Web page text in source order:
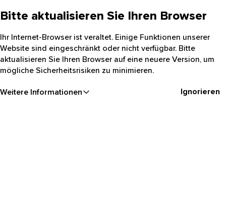
Bitte aktualisieren Sie Ihren Browser
Ihr Internet-Browser ist veraltet. Einige Funktionen unserer
Website sind eingeschränkt oder nicht verfügbar. Bitte
aktualisieren Sie Ihren Browser auf eine neuere Version, um
mögliche Sicherheitsrisiken zu minimieren.
Weitere Informationen Ignorieren